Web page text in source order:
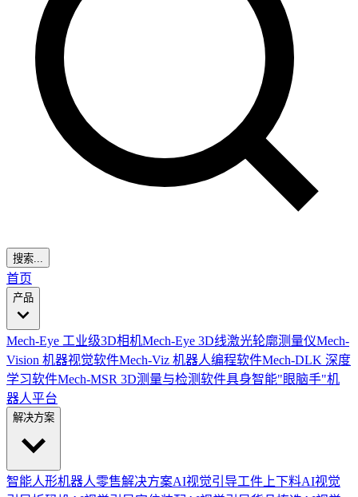
搜索...
首页
产品
Mech-Eye 工业级3D相机Mech-Eye 3D线激光轮廓测量仪Mech-
Vision 机器视觉软件Mech-Viz 机器人编程软件Mech-DLK 深度
学习软件Mech-MSR 3D测量与检测软件具身智能"眼脑手"机
器人平台
解决方案
智能人形机器人零售解决方案AI视觉引导工件上下料AI视觉